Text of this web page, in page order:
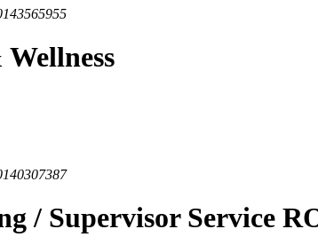
/ Supervisor Service